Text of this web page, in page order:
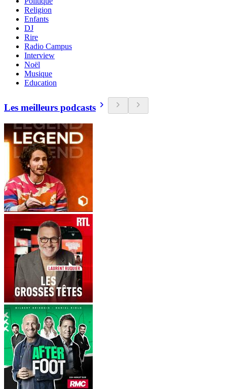
Religion
Enfants
DJ
Rire
Radio Campus
Interview
Noël
Musique
Education
Les meilleurs podcasts